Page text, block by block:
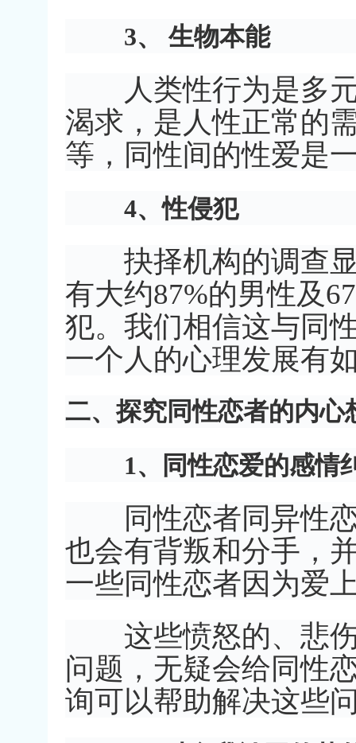
3、 生物本能
人类性行为是多元
渴求，是人性正常的
等，同性间的性爱是
4、性侵犯
抉择机构的调查显
有大约87%的男性及
犯。我们相信这与同
一个人的心理发展有
二、探究同性恋者的内心
1、同性恋爱的感情
同性恋者同异性恋
也会有背叛和分手，
一些同性恋者因为爱
这些愤怒的、悲伤
问题，无疑会给同性
询可以帮助解决这些